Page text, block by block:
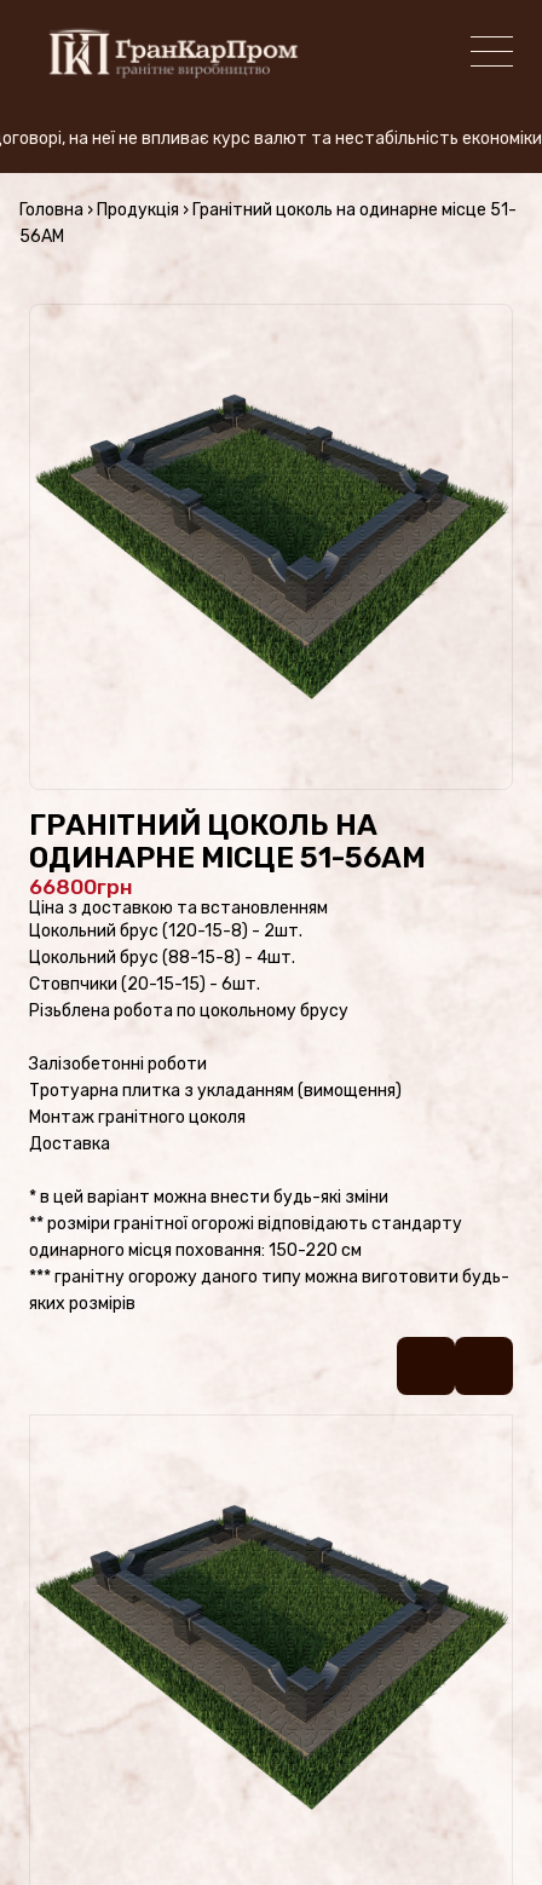
+380 (50) 380-59-57
АКЦІЯ
Продукція (Ціни)
Проекти пам’ятників
Скульптури зі скла/
Пам’ятники зі скла
ФОТОКАТАЛОГ
Пам’ятники №2
Цоколі
Художня робота
Сусальне золото
неї не впливає курс валют та нестабільність
Головна › Продукція › Гранітний цоколь на одинарне місце 51-
56AM
ГРАНІТНИЙ ЦОКОЛЬ НА
ОДИНАРНЕ МІСЦЕ 51-56AM
66800
Ціна з доставкою та встановленням
Цокольний брус (120-15-8) - 2шт.
Цокольний брус (88-15-8) - 4шт.
Стовпчики (20-15-15) - 6шт.
Різьблена робота по цокольному брусу
Залізобетонні роботи
Тротуарна плитка з укладанням (вимощення)
Монтаж гранітного цоколя
Доставка
* в цей варіант можна внести будь-які зміни
** розміри гранітної огорожі відповідають стандарту
одинарного місця поховання: 150-220 см
*** гранітну огорожу даного типу можна виготовити будь-
яких розмірів